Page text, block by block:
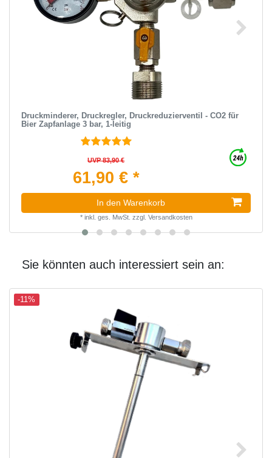
Druckminderer, Druckregler, Druckreduzierventil - CO2 für
Bier Zapfanlage 3 bar, 1-leitig
UVP 83,90 €
61,90 € *
In den Warenkorb
* inkl. ges. MwSt. zzgl. Versandkosten
Sie könnten auch interessiert sein an:
-11%